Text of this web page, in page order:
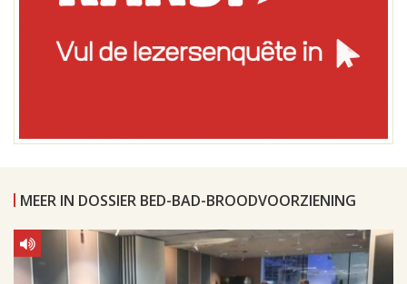
MEER IN DOSSIER BED-BAD-BROODVOORZIENING